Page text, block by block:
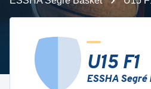
U15 F1
ESSHA Segré